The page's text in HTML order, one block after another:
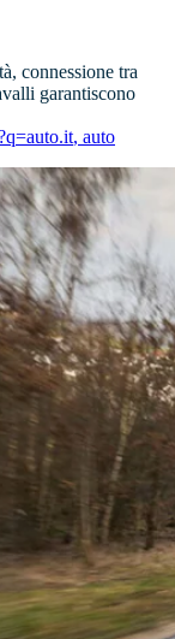
connessione tra
garantiscono
, auto